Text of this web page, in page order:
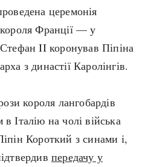
церемонія
Франції — у
II коронував Піпіна
з династії Каролінгів.
короля лангобардів
Італію на чолі війська
Короткий з синами і,
передачу у